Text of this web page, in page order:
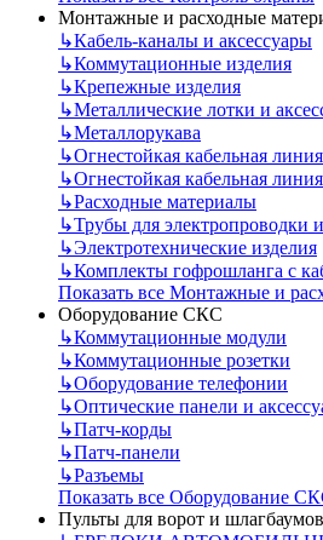
Монтажные и расходные
↳Кабель-каналы и аксессуары
↳Коммутационные изделия
↳Крепежные изделия
↳Металлические лотки и
↳Металлорукава
↳Огнестойкая кабельная
↳Огнестойкая кабельная
↳Расходные материалы
↳Трубы для электропроводки
↳Электротехнические изделия
↳Комплекты гофрошланга с
Показать все Монтажные и
Оборудование СКС
↳Коммутационные модули
↳Коммутационные розетки
↳Оборудование телефонии
↳Оптические панели и
↳Патч-корды
↳Патч-панели
↳Разъемы
Показать все Оборудование
Пульты для ворот и шлагбаумов